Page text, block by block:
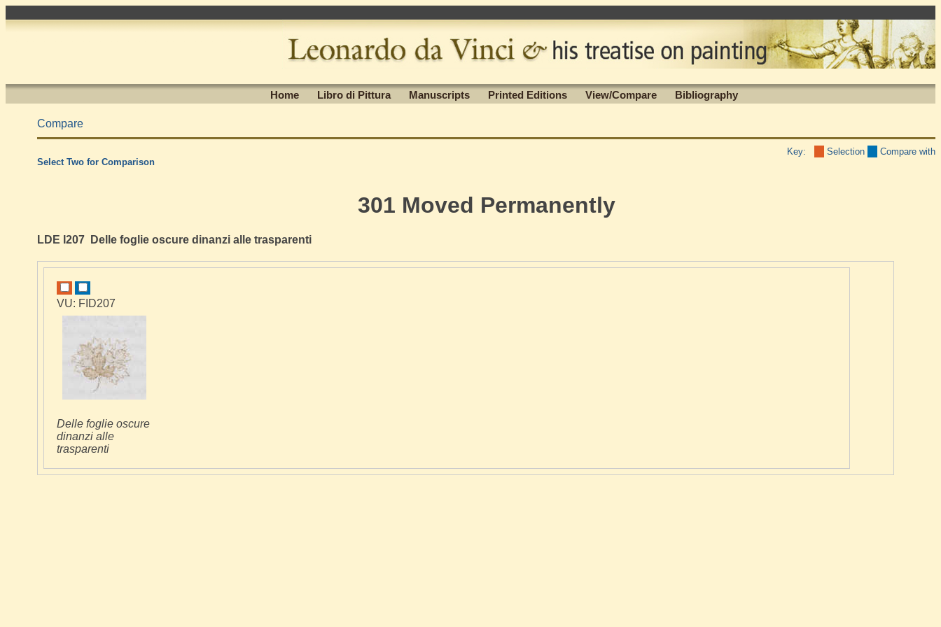
Home Libro di Pittura Manuscripts Printed Editions View/Compare Bibliography
Compare
Key: Selection
Compare with
Select Two for Comparison
301 Moved Permanently
LDE I207 Delle foglie oscure dinanzi alle trasparenti
VU: FID207
Delle foglie oscure
dinanzi alle
trasparenti